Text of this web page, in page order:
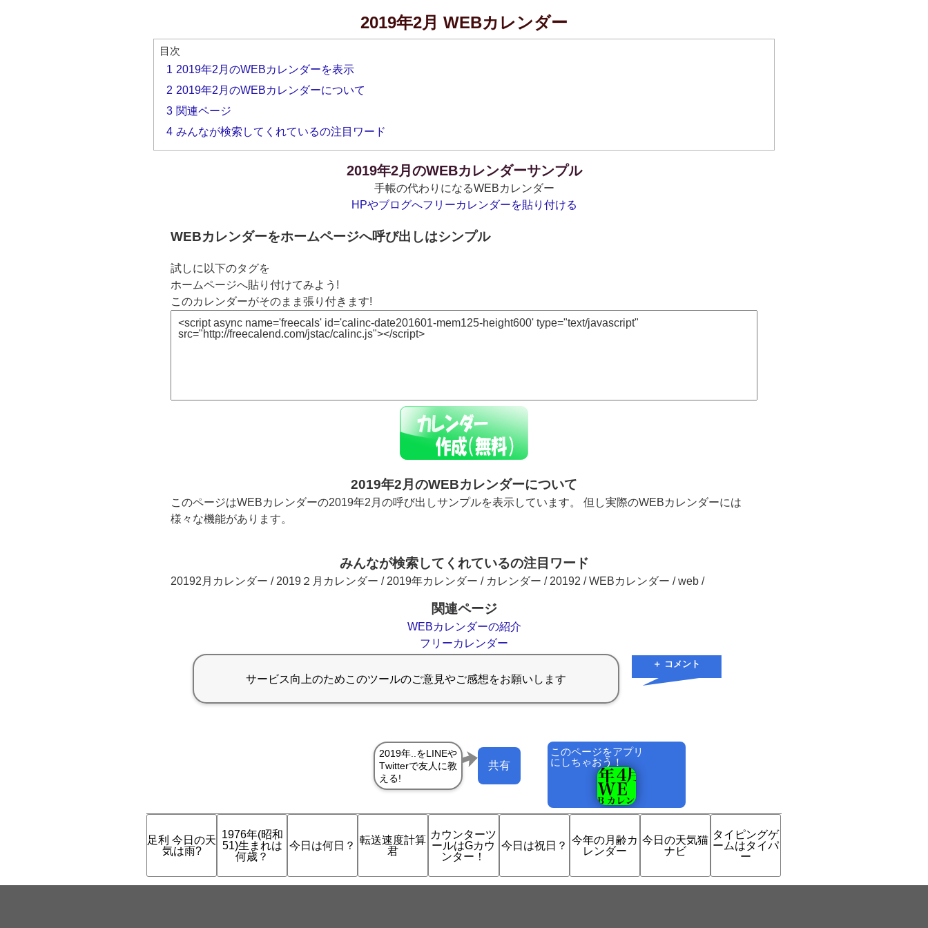
2019年2月 WEBカレンダー
目次
1 2019年2月のWEBカレンダーを表示
2 2019年2月のWEBカレンダーについて
3 関連ページ
4 みんなが検索してくれているの注目ワード
2019年2月のWEBカレンダーサンプル
手帳の代わりになるWEBカレンダー
HPやブログへフリーカレンダーを貼り付ける
WEBカレンダーをホームページへ呼び出しはシンプル
試しに以下のタグを
ホームページへ貼り付けてみよう!
このカレンダーがそのまま張り付きます!
2019年2月のWEBカレンダーについて
このページはWEBカレンダーの2019年2月の呼び出しサンプルを表示しています。 但し実際のWEBカレンダーには
様々な機能があります。
みんなが検索してくれているの注目ワード
20192月カレンダー / 2019２月カレンダー / 2019年カレンダー / カレンダー / 20192 / WEBカレンダー / web /
関連ページ
WEBカレンダーの紹介
フリーカレンダー
＋ コメント
このページをアプリ
にしちゃおう！
共有
足利 今日の天
気は雨?
1976年(昭和
51)生まれは
何歳？
今日は何日？
転送速度計算
君
カウンターツ
ールはGカウ
ンター！
今日は祝日？ 今年の月齢カ
レンダー
今日の天気猫
ナビ
タイピングゲ
ームはタイパ
ー